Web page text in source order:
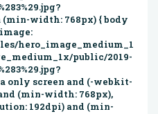
(min-width: 768px) { body
hero_image_medium_1
public/2019-
only screen and (-webkit-
(min-width: 768px),
192dpi) and (min-